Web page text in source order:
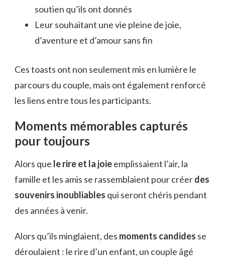
soutien qu’ils ont donnés
Leur souhaitant une vie pleine de joie,
d’aventure et d’amour sans fin
Ces toasts ont non seulement mis en lumière le
parcours du couple, mais ont également renforcé
les liens entre tous les participants.
Moments mémorables capturés
pour toujours
Alors que le rire et la joieemplissaient l’air, la
famille et les amis se rassemblaient pour créerdes
souvenirs inoubliables qui seront chéris pendant
des années à venir.
Alors qu’ils minglaient, des moments candides se
déroulaient : le rire d’un enfant, un couple âgé